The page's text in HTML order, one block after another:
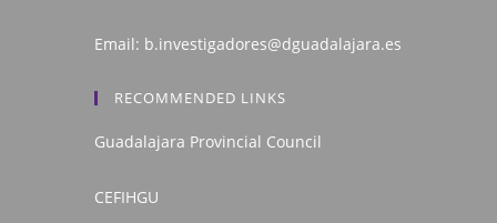
Email: b.investigadores@dguadalajara.es
RECOMMENDED LINKS
Guadalajara Provincial Council
CEFIHGU